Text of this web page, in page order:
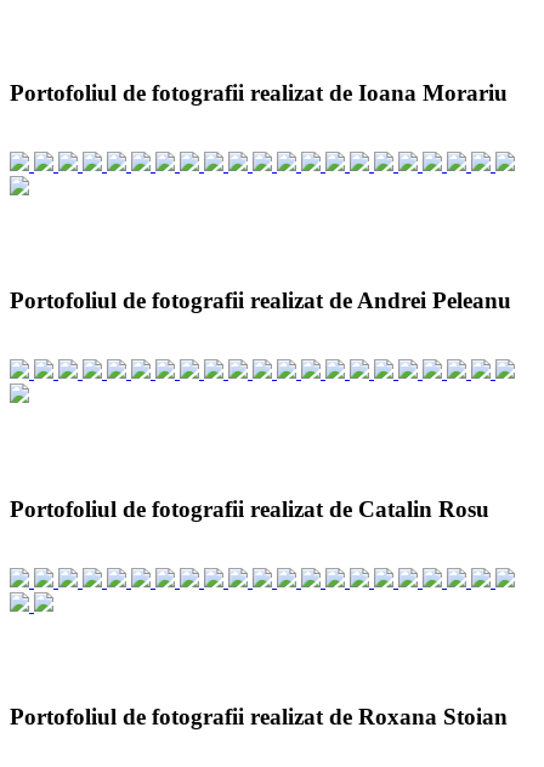
Portofoliul de fotografii realizat de Ioana Morariu
Portofoliul de fotografii realizat de Andrei Peleanu
Portofoliul de fotografii realizat de Catalin Rosu
Portofoliul de fotografii realizat de Roxana Stoian